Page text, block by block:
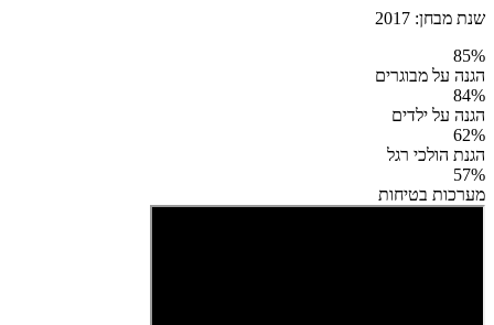
שנת מבחן: 2017
85%
הגנה על מבוגרים
84%
הגנה על ילדים
62%
הגנת הולכי רגל
57%
מערכות בטיחות